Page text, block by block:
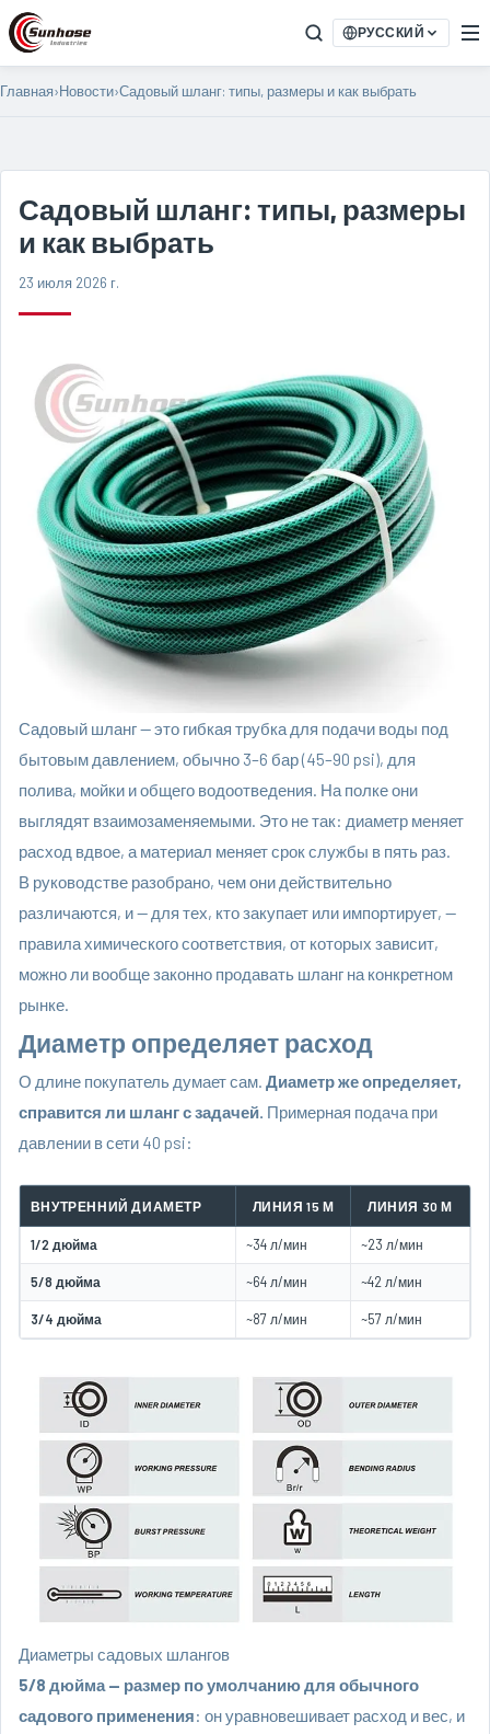
РУССКИЙ
Главная›Новости›Садовый шланг: типы, размеры и как выбрать
Садовый шланг: типы, размеры
и как выбрать
23 июля 2026 г.
Садовый шланг — это гибкая трубка для подачи воды под
бытовым давлением, обычно 3–6 бар (45–90 psi), для
полива, мойки и общего водоотведения. На полке они
выглядят взаимозаменяемыми. Это не так: диаметр меняет
расход вдвое, а материал меняет срок службы в пять раз.
В руководстве разобрано, чем они действительно
различаются, и — для тех, кто закупает или импортирует, —
правила химического соответствия, от которых зависит,
можно ли вообще законно продавать шланг на конкретном
рынке.
Диаметр определяет расход
О длине покупатель думает сам. Диаметр же определяет,
справится ли шланг с задачей. Примерная подача при
давлении в сети 40 psi:
ВНУТРЕННИЙ ДИАМЕТР ЛИНИЯ 15 М ЛИНИЯ 30 М
1/2 дюйма ~34 л/мин ~23 л/мин
5/8 дюйма ~64 л/мин ~42 л/мин
3/4 дюйма ~87 л/мин ~57 л/мин
Диаметры садовых шлангов
5/8 дюйма — размер по умолчанию для обычного
садового применения: он уравновешивает расход и вес, и